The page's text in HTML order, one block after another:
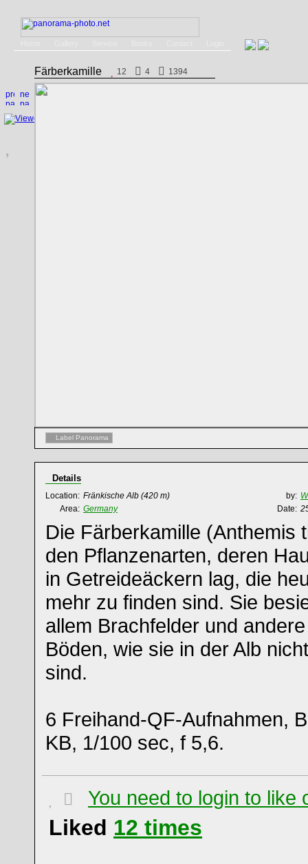
Färberkamille 12 4 1394
Label Panorama
Details
Location: Fränkische Alb (420 m) by:
Area: Germany Date:
Die Färberkamille (Anthemis
den Pflanzenarten, deren
in Getreideäckern lag, die
mehr zu finden sind. Sie
allem Brachfelder und
Böden, wie sie in der Alb
sind.
6 Freihand-QF-Aufnahmen,
KB, 1/100 sec, f 5,6.
You need to login to like
Liked 12 times